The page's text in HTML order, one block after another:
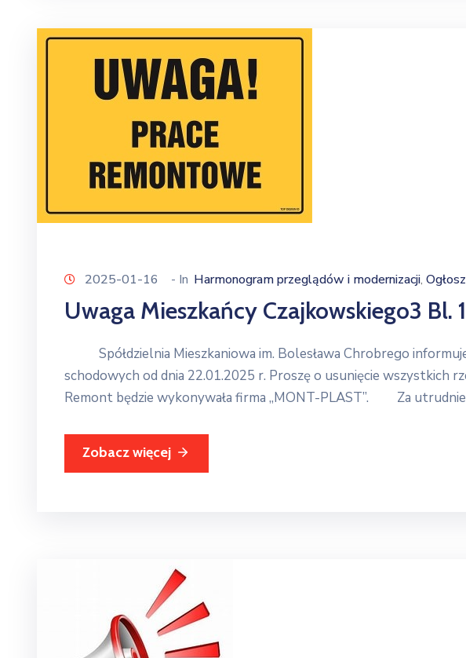
2025-01-16 - In Harmonogram przeglądów i modernizacji‚
Uwaga Mieszkańcy Czajkowskiego3 Bl.
Spółdzielnia Mieszkaniowa im. Bolesława Chrobrego
schodowych od dnia 22.01.2025 r. Proszę o usunięcie
Remont będzie wykonywała firma ,,MONT-PLAST”. Za
Zobacz więcej